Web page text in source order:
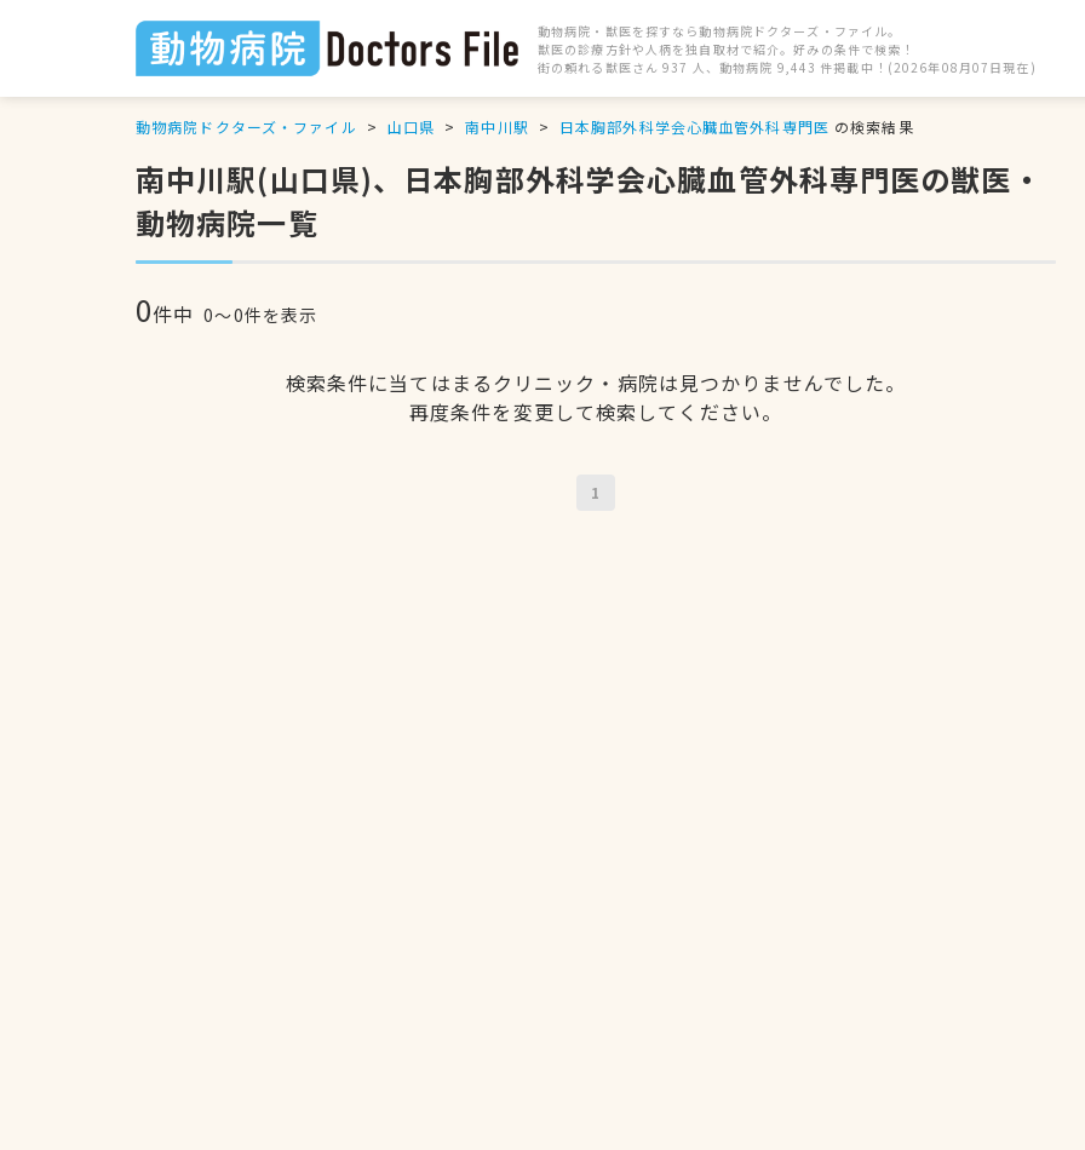
動物病院・獣医を探すなら動物病院ドクターズ・ファイル。
獣医の診療方針や人柄を独自取材で紹介。好みの条件で検索！
街の頼れる獣医さん 937 人、動物病院 9,443 件掲載中！(2026年08月07日現在)
動物病院ドクターズ・ファイル 山口県 南中川駅 日本胸部外科学会心臓血管外科専門医 の検索結果
南中川駅(山口県)、日本胸部外科学会心臓血管外科専門医の獣医・
動物病院一覧
0件中 0〜0件を表示
検索条件に当てはまるクリニック・病院は見つかりませんでした。
再度条件を変更して検索してください。
1